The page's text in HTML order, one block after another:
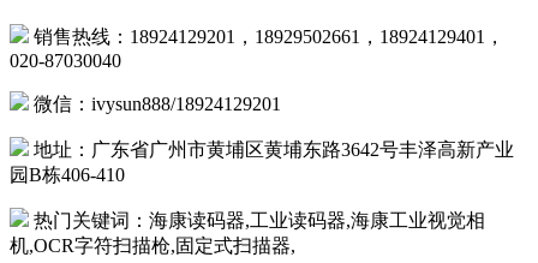
销售热线：18924129201，18929502661，18924129401，
020-87030040
微信：ivysun888/18924129201
地址：广东省广州市黄埔区黄埔东路3642号丰泽高新产业
园B栋406-410
热门关键词：海康读码器,工业读码器,海康工业视觉相
机,OCR字符扫描枪,固定式扫描器,